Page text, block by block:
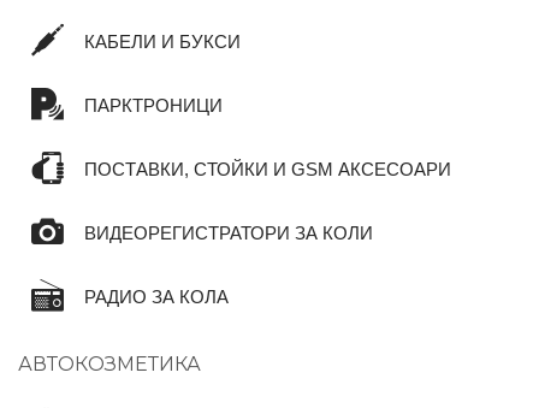
КАБЕЛИ И БУКСИ
ПАРКТРОНИЦИ
ПОСТАВКИ, СТОЙКИ И GSM АКСЕСОАРИ
ВИДЕОРЕГИСТРАТОРИ ЗА КОЛИ
РАДИО ЗА КОЛА
АВТОКОЗМЕТИКА